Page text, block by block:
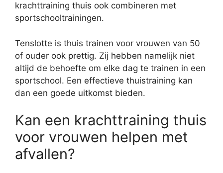
krachttraining thuis ook combineren met
sportschooltrainingen.
Tenslotte is thuis trainen voor vrouwen van 50
of ouder ook prettig. Zij hebben namelijk niet
altijd de behoefte om elke dag te trainen in een
sportschool. Een effectieve thuistraining kan
dan een goede uitkomst bieden.
Kan een krachttraining thuis
voor vrouwen helpen met
afvallen?